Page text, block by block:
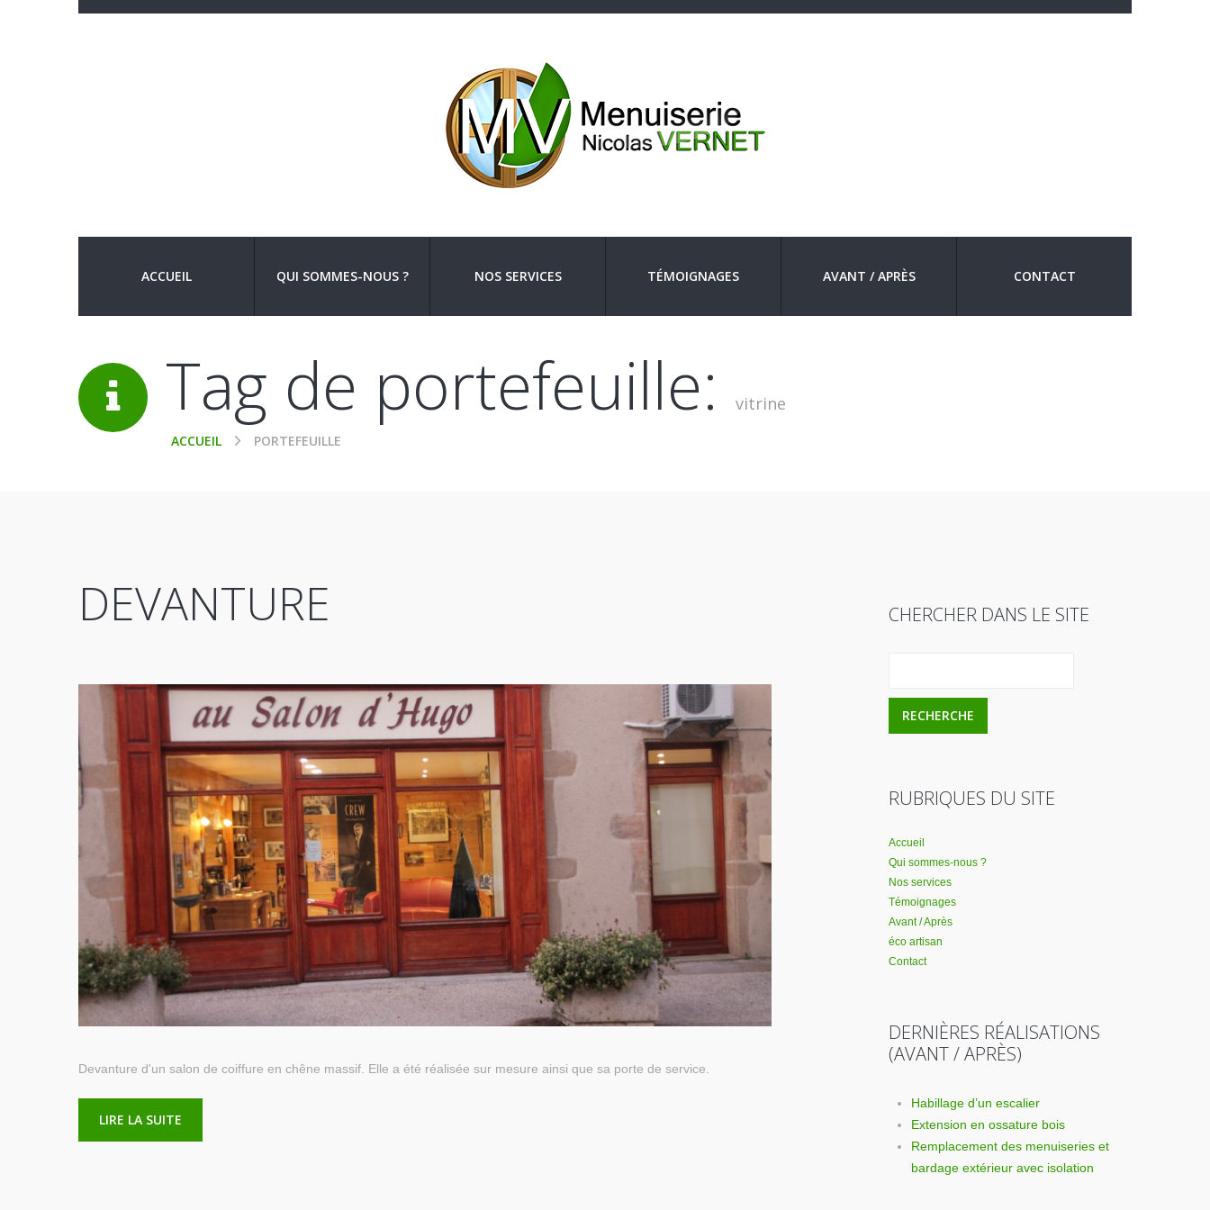
ACCUEIL QUI SOMMES-NOUS ? NOS SERVICES TÉMOIGNAGES AVANT / APRÈS CONTACT
Tag de portefeuille: vitrine
ACCUEIL PORTEFEUILLE
DEVANTURE
Devanture d'un salon de coiffure en chêne massif. Elle a été réalisée sur mesure ainsi que sa porte de service.
LIRE LA SUITE
CHERCHER DANS LE SITE
RUBRIQUES DU SITE
Accueil
Qui sommes-nous ?
Nos services
Témoignages
Avant / Après
éco artisan
Contact
DERNIÈRES RÉALISATIONS
(AVANT / APRÈS)
Habillage d’un escalier
Extension en ossature bois
Remplacement des menuiseries et
bardage extérieur avec isolation